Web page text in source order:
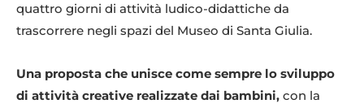
quattro giorni di attività ludico-didattiche da
trascorrere negli spazi del Museo di Santa Giulia.
Una proposta che unisce come sempre lo sviluppo
di attività creative realizzate dai bambini, con la